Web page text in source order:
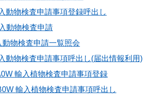
動物検査申請事項登録呼出し
動物検査申請
動物検査申請一覧照会
動物検査申請事項呼出し(届出情報利用)
輸入植物検査申請事項登録
輸入植物検査申請事項呼出し